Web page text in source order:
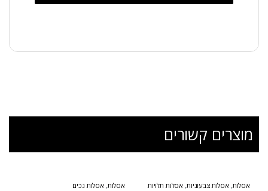
מוצרים קשורים
אסלות, אסלות צבעוניות, אסלות תלויות אסלות, אסלות נכים